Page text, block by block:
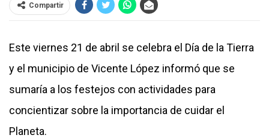
Compartir
Este viernes 21 de abril se celebra el Día de la Tierra
y el municipio de Vicente López informó que se
sumaría a los festejos con actividades para
concientizar sobre la importancia de cuidar el
Planeta.